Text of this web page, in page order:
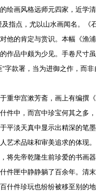
绘画风格远师元四家，近学
指点，尤以山水画闻名。《
他的肯定与赏识。本幅《渔
作品中颇为少见。手卷尺寸
字款署，当为进御之作，而
华宫漱芳斋，画上有编撰《
件中，而宫中珍宝何其之多
平淡天真中显示出精深的笔
艺术品味和审美追求的体现。
先帝乾隆生前珍爱的书画器
件匣中静静躺了百余年。清
什件珍玩也纷纷被移至别的